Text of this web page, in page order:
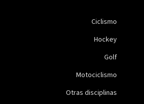
Ciclismo
Hockey
Golf
Motociclismo
Otras disciplinas